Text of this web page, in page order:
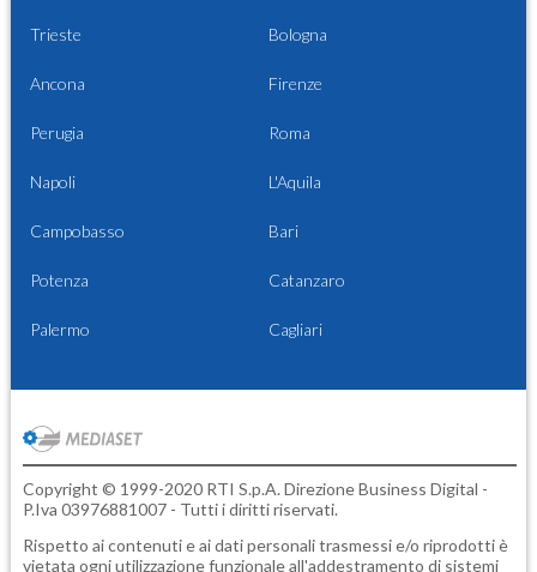
Trieste Bologna
Ancona Firenze
Perugia Roma
Napoli L'Aquila
Campobasso Bari
Potenza Catanzaro
Palermo Cagliari
Copyright © 1999-2020 RTI S.p.A. Direzione Business Digital -
P.Iva 03976881007 - Tutti i diritti riservati.
Rispetto ai contenuti e ai dati personali trasmessi e/o riprodotti è
vietata ogni utilizzazione funzionale all'addestramento di sistemi